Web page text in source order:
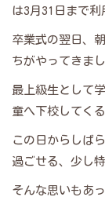
は3月31日まで利
卒業式の翌日、
ちがやってきまし
最上級生として
童へ下校してく
この日からしば
過ごせる、少し
そんな思いもあ